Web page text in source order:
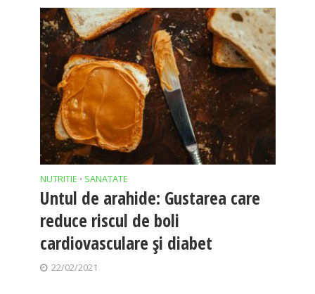
NUTRITIE • SANATATE
Untul de arahide: Gustarea care
reduce riscul de boli
cardiovasculare și diabet
22/02/2021